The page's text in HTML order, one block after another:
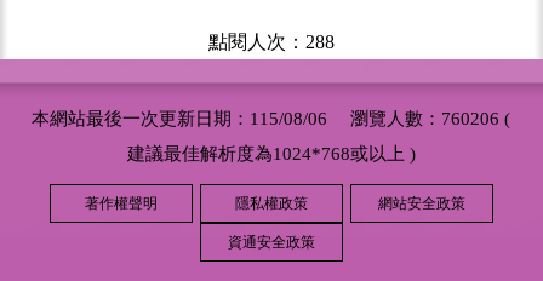
點閱人次：288
本網站最後一次更新日期：115/08/06 瀏覽人數：760206 (
建議最佳解析度為1024*768或以上 )
著作權聲明 隱私權政策 網站安全政策
資通安全政策